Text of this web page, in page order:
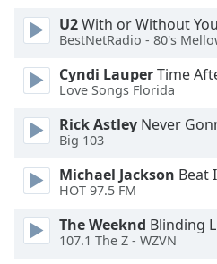
Background
Color
Opacity
Size
Text
Edge
U2With or Without You
BestNetRadio - 80's
Cyndi LauperTime
Love Songs Florida
Rick Astley Never
Big 103
Michael Jackson Beat
HOT 97.5 FM
The Weeknd Blinding
107.1 The Z - WZVN